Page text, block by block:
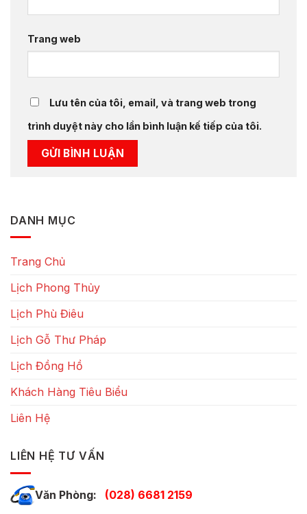
Trang web
Lưu tên của tôi, email, và trang web trong
trình duyệt này cho lần bình luận kế tiếp của tôi.
DANH MỤC
Trang Chủ
Lịch Phong Thủy
Lịch Phù Điêu
Lịch Gỗ Thư Pháp
Lịch Đồng Hồ
Khách Hàng Tiêu Biểu
Liên Hệ
LIÊN HỆ TƯ VẤN
Văn Phòng: (028) 6681 2159